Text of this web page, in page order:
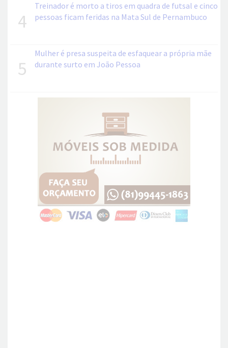
4
Treinador é morto a tiros em quadra de futsal e cinco
pessoas ficam feridas na Mata Sul de Pernambuco
5
Mulher é presa suspeita de esfaquear a própria mãe
durante surto em João Pessoa